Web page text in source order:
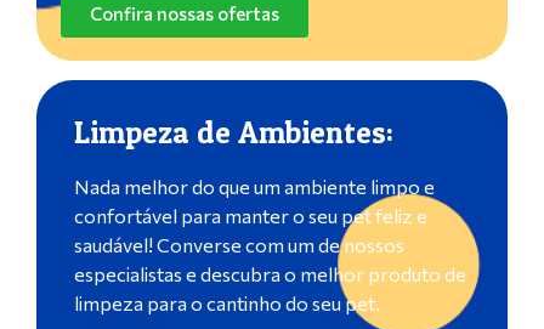
Confira nossas ofertas
Limpeza de Ambientes:
Nada melhor do que um ambiente limpo e
confortável para manter o seu pet feliz e
saudável! Converse com um de nossos
especialistas e descubra o melhor produto de
limpeza para o cantinho do seu pet.